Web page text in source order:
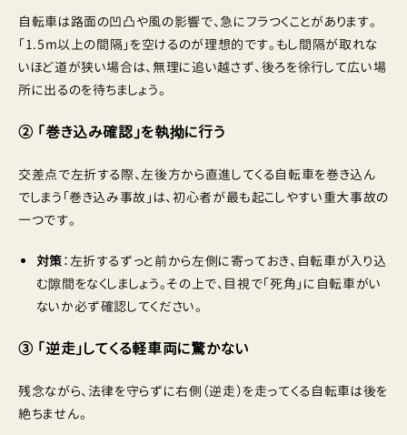
自転車は路面の凹凸や風の影響で、急にフラつくことがあります。
「1.5m以上の間隔」を空けるのが理想的です。もし間隔が取れな
いほど道が狭い場合は、無理に追い越さず、後ろを徐行して広い場
所に出るのを待ちましょう。
② 「巻き込み確認」を執拗に行う
交差点で左折する際、左後方から直進してくる自転車を巻き込ん
でしまう「巻き込み事故」は、初心者が最も起こしやすい重大事故の
一つです。
対策：左折するずっと前から左側に寄っておき、自転車が入り込
む隙間をなくしましょう。その上で、目視で「死角」に自転車がい
ないか必ず確認してください。
③ 「逆走」してくる軽車両に驚かない
残念ながら、法律を守らずに右側（逆走）を走ってくる自転車は後を
絶ちません。